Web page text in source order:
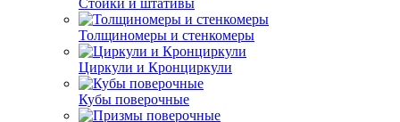
Стойки и штативы
Толщиномеры и стенкомеры
Циркули и Кронциркули
Кубы поверочные